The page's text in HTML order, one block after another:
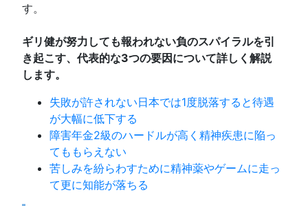
す。
ギリ健が努力しても報われない負のスパイラルを引
き起こす、代表的な3つの要因について詳しく解説
します。
失敗が許されない日本では1度脱落すると待遇
が大幅に低下する
障害年金2級のハードルが高く精神疾患に陥っ
てももらえない
苦しみを紛らわすために精神薬やゲームに走っ
て更に知能が落ちる